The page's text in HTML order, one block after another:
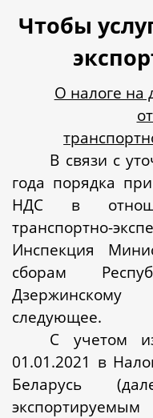
Чтобы
О налоге на
В связи с
года порядка
НДС в
транспортно-
Инспекция
сборам
следующее.
С учетом
01.01.2021 в
Беларусь